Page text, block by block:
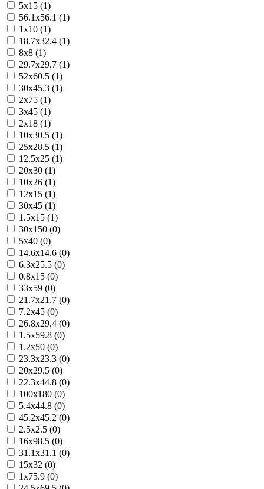
5x15 (1)
56.1x56.1 (1)
1x10 (1)
18.7x32.4 (1)
8x8 (1)
29.7x29.7 (1)
52x60.5 (1)
30x45.3 (1)
2x75 (1)
3x45 (1)
2x18 (1)
10x30.5 (1)
25x28.5 (1)
12.5x25 (1)
20x30 (1)
10x26 (1)
12x15 (1)
30x45 (1)
1.5x15 (1)
30x150 (0)
5x40 (0)
14.6x14.6 (0)
6.3x25.5 (0)
0.8x15 (0)
33x59 (0)
21.7x21.7 (0)
7.2x45 (0)
26.8x29.4 (0)
1.5x59.8 (0)
1.2x50 (0)
23.3x23.3 (0)
20x29.5 (0)
22.3x44.8 (0)
100x180 (0)
5.4x44.8 (0)
45.2x45.2 (0)
2.5x2.5 (0)
16x98.5 (0)
31.1x31.1 (0)
15x32 (0)
1x75.9 (0)